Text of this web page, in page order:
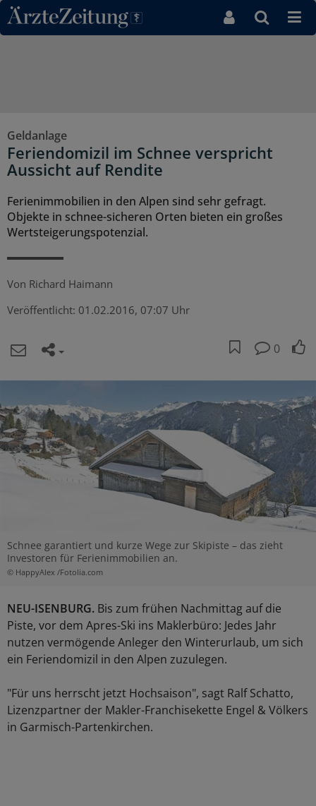
Direkt zum Inhaltsbereich
Geldanlage
Feriendomizil im Schnee verspricht
Aussicht auf Rendite
Ferienimmobilien in den Alpen sind sehr gefragt.
Objekte in schnee-sicheren Orten bieten ein großes
Wertsteigerungspotenzial.
Von Richard Haimann
Veröffentlicht: 01.02.2016, 07:07 Uhr
0
Schnee garantiert und kurze Wege zur Skipiste – das zieht
Investoren für Ferienimmobilien an.
© HappyAlex /Fotolia.com
NEU-ISENBURG. Bis zum frühen Nachmittag auf die
Piste, vor dem Apres-Ski ins Maklerbüro: Jedes Jahr
nutzen vermögende Anleger den Winterurlaub, um sich
ein Feriendomizil in den Alpen zuzulegen.
"Für uns herrscht jetzt Hochsaison", sagt Ralf Schatto,
Lizenzpartner der Makler-Franchisekette Engel & Völkers
in Garmisch-Partenkirchen.